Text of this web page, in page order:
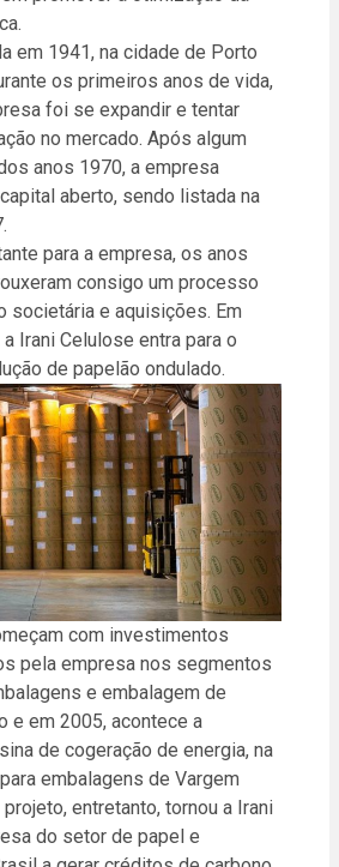
em 1941, na cidade de Porto
os primeiros anos de vida,
foi se expandir e tentar
no mercado. Após algum
anos 1970, a empresa
aberto, sendo listada na
para a empresa, os anos
consigo um processo
societária e aquisições. Em
Irani Celulose entra para o
de papelão ondulado.
com investimentos
pela empresa nos segmentos
e embalagem de
e em 2005, acontece a
de cogeração de energia, na
embalagens de Vargem
projeto, entretanto, tornou a Irani
do setor de papel e